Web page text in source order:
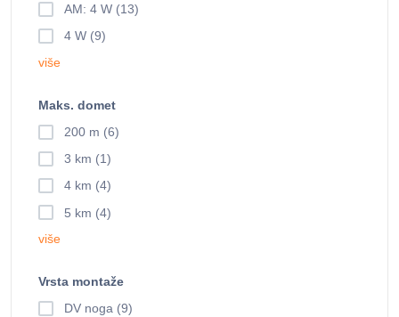
AM: 4 W (13)
4 W (9)
više
Maks. domet
200 m (6)
3 km (1)
4 km (4)
5 km (4)
više
Vrsta montaže
DV noga (9)